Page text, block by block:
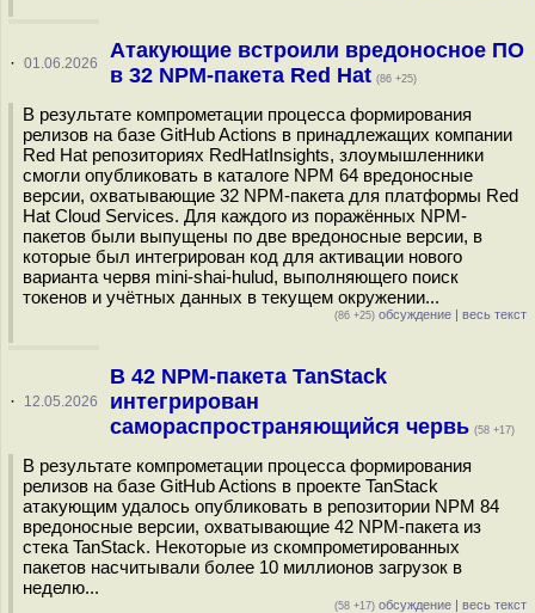
· 01.06.2026
Атакующие встроили вредоносное ПО
в 32 NPM-пакета Red Hat (86 +25)
В результате компрометации процесса формирования
релизов на базе GitHub Actions в принадлежащих компании
Red Hat репозиториях RedHatInsights, злоумышленники
смогли опубликовать в каталоге NPM 64 вредоносные
версии, охватывающие 32 NPM-пакета для платформы Red
Hat Cloud Services. Для каждого из поражённых NPM-
пакетов были выпущены по две вредоносные версии, в
которые был интегрирован код для активации нового
варианта червя mini-shai-hulud, выполняющего поиск
токенов и учётных данных в текущем окружении...
(86 +25) обсуждение | весь текст
· 12.05.2026
В 42 NPM-пакета TanStack
интегрирован
самораспространяющийся червь (58 +17)
В результате компрометации процесса формирования
релизов на базе GitHub Actions в проекте TanStack
атакующим удалось опубликовать в репозитории NPM 84
вредоносные версии, охватывающие 42 NPM-пакета из
стека TanStack. Некоторые из скомпрометированных
пакетов насчитывали более 10 миллионов загрузок в
неделю...
(58 +17) обсуждение | весь текст